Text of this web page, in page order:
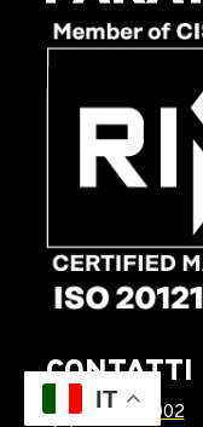
CONTATTI
011 0162002
IT